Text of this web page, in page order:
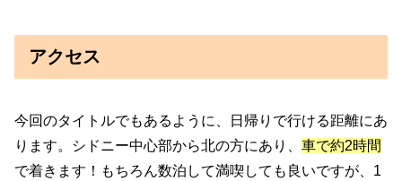
アクセス
今回のタイトルでもあるように、日帰りで行ける距離にあ
ります。シドニー中心部から北の方にあり、 車で約2時間
で着きます！もちろん数泊して満喫しても良いですが、1